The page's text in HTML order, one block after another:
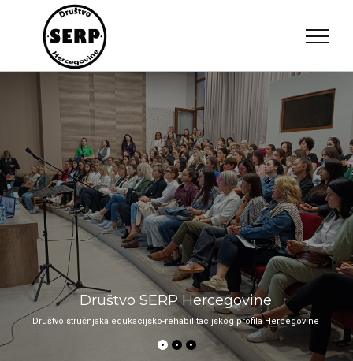
content
Društvo SERP Hercegovine
Društvo stručnjaka edukacijsko-rehabilitacijskog profila Hercegovine